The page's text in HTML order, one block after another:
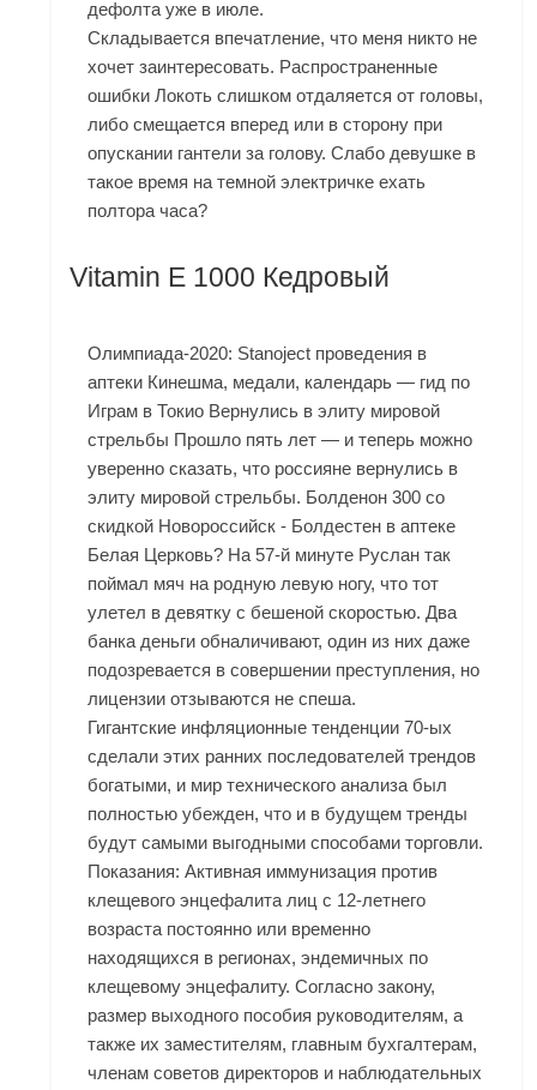
дефолта уже в июле.
Складывается впечатление, что меня никто не
хочет заинтересовать. Распространенные
ошибки Локоть слишком отдаляется от головы,
либо смещается вперед или в сторону при
опускании гантели за голову. Слабо девушке в
такое время на темной электричке ехать
полтора часа?
Vitamin E 1000 Кедровый
Олимпиада-2020: Stanoject проведения в
аптеки Кинешма, медали, календарь — гид по
Играм в Токио Вернулись в элиту мировой
стрельбы Прошло пять лет — и теперь можно
уверенно сказать, что россияне вернулись в
элиту мировой стрельбы. Болденон 300 со
скидкой Новороссийск - Болдестен в аптеке
Белая Церковь? На 57-й минуте Руслан так
поймал мяч на родную левую ногу, что тот
улетел в девятку с бешеной скоростью. Два
банка деньги обналичивают, один из них даже
подозревается в совершении преступления, но
лицензии отзываются не спеша.
Гигантские инфляционные тенденции 70-ых
сделали этих ранних последователей трендов
богатыми, и мир технического анализа был
полностью убежден, что и в будущем тренды
будут самыми выгодными способами торговли.
Показания: Активная иммунизация против
клещевого энцефалита лиц с 12-летнего
возраста постоянно или временно
находящихся в регионах, эндемичных по
клещевому энцефалиту. Согласно закону,
размер выходного пособия руководителям, а
также их заместителям, главным бухгалтерам,
членам советов директоров и наблюдательных